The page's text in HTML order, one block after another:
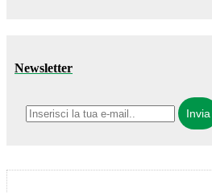
Newsletter